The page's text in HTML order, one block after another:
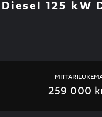
125
259 000